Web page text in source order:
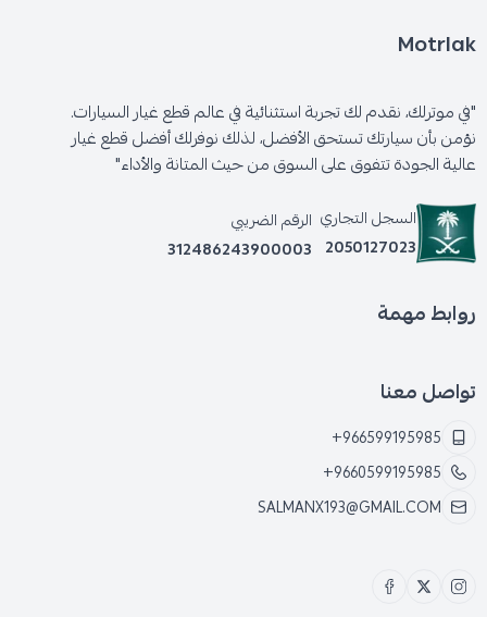
Motrlak
"في موترلك، نقدم لك تجربة استثنائية في عالم قطع غيار السيارات.
نؤمن بأن سيارتك تستحق الأفضل، لذلك نوفرلك أفضل قطع غيار
عالية الجودة تتفوق على السوق من حيث المتانة والأداء"
السجل التجاري
2050127023
الرقم الضريبي
312486243900003
روابط مهمة
تواصل معنا
+966599195985
+9660599195985
SALMANX193@GMAIL.COM